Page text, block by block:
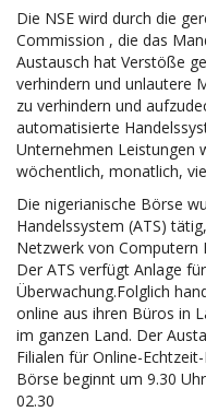
Die NSE wird durch die
Commission , die das
Austausch hat Verstöße
verhindern und unlautere
zu verhindern und
automatisierte
Unternehmen Leistungen
wöchentlich, monatlich,
Die nigerianische Börse
Handelssystem (ATS)
Netzwerk von Computern
Der ATS verfügt Anlage
Überwachung.Folglich
online aus ihren Büros in
im ganzen Land. Der
Filialen für Online-
Börse beginnt um 9.30
02.30